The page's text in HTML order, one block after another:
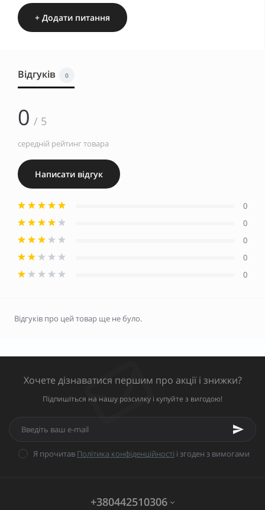
+ Додати питання
Відгуків 0
0 / 5
середній рейтинг товара
Написати відгук
0
0
0
0
0
Відгуків про цей товар ще не було.
Хочете дізнаватися першим про акції і знижки?
Підпишіться на нашу розсилку і купуйте з вигодою!
Я прочитав Політика конфіденційності і згоден з вимогами
+380442510306